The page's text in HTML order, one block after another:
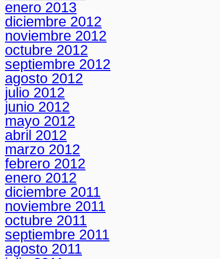
enero 2013
diciembre 2012
noviembre 2012
octubre 2012
septiembre 2012
agosto 2012
julio 2012
junio 2012
mayo 2012
abril 2012
marzo 2012
febrero 2012
enero 2012
diciembre 2011
noviembre 2011
octubre 2011
septiembre 2011
agosto 2011